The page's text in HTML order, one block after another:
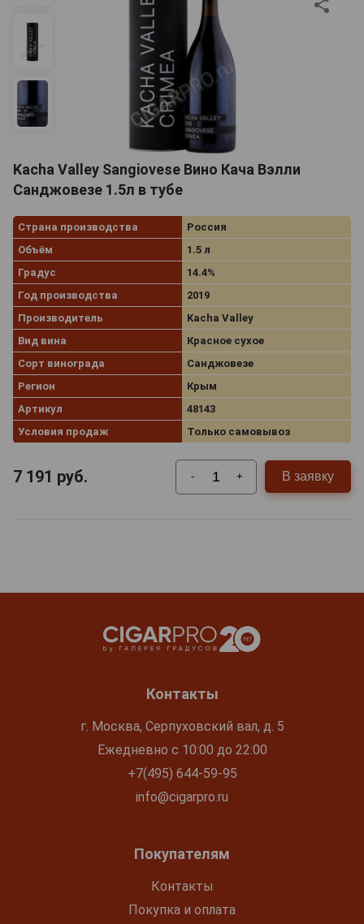
Kacha Valley Sangiovese Вино Кача Вэлли
Санджовезе 1.5л в тубе
Страна производства
Россия
Объём
1.5 л
Градус
14.4%
Год производства
2019
Производитель
Kacha Valley
Вид вина
Красное сухое
Сорт винограда
Санджовезе
Регион
Крым
Артикул
48143
Условия продаж
Только самовывоз
7 191 руб. - + В заявку
Контакты
г. Москва, Серпуховский вал, д. 5
Ежедневно с 10:00 до 22:00
+7(495) 644-59-95
info@cigarpro.ru
Покупателям
Контакты
Покупка и оплата